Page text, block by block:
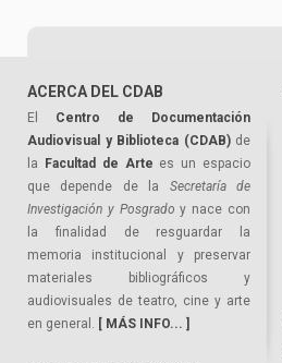
ACERCA DEL CDAB
El Centro de Documentación
Audiovisual y Biblioteca (CDAB)de
la
Facultad de Arte es un espacio
que depende de la Secretaría de
Investigación y Posgrado y nace con
la finalidad de resguardar la
memoria institucional y preservar
materiales bibliográficos y
audiovisuales de teatro, cine y arte
en general. [ MÁS INFO... ]